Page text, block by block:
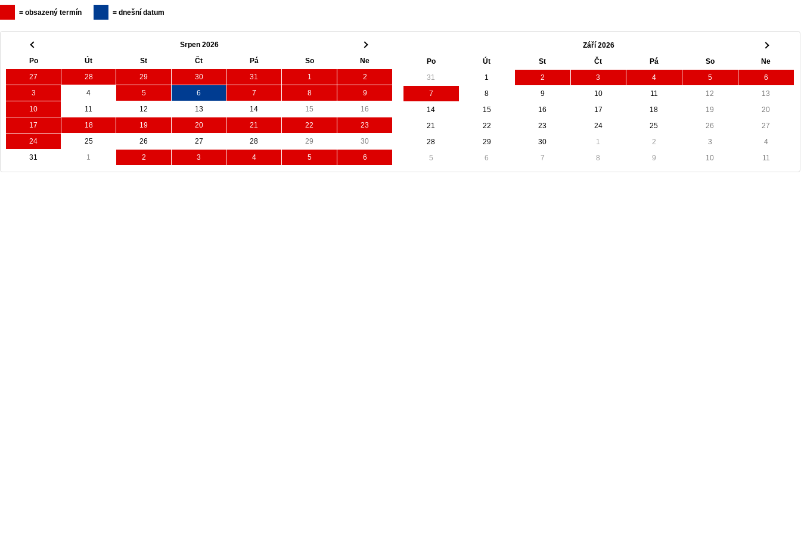
= obsazený termín = dnešní datum
Srpen 2026
Po
Út St Čt Pá So
Ne
27
28 29 30 31 1
2
3
4 5 6 7 8
9
10
11 12 13 14 15
16
17
18 19 20 21 22
23
24
25 26 27 28 29
30
31
1 2 3 4 5 6
Září 2026
Po
Út St Čt Pá So
Ne
31
1 2 3 4 5
6
7
8 9 10 11 12
13
14
15 16 17 18 19
20
21
22 23 24 25 26
27
28
29 30 1 2 3
4
5
6 7 8 9 10 11